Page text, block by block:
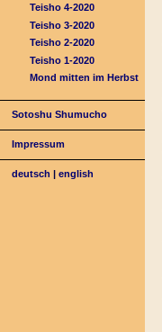
Teisho 4-2020
Teisho 3-2020
Teisho 2-2020
Teisho 1-2020
Mond mitten im Herbst
Sotoshu Shumucho
Impressum
deutsch |english